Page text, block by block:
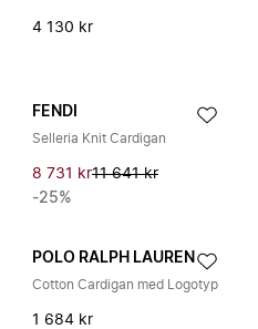
4 130 kr
FENDI
Selleria Knit Cardigan
8 731 kr11 641 kr
-25%
POLO RALPH LAUREN
Cotton Cardigan med Logotyp
1 684 kr